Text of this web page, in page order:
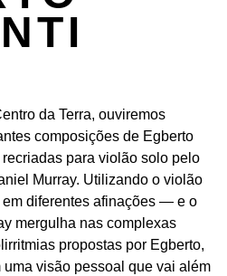
da Terra, ouviremos
composições de Egberto
para violão solo pelo
Murray. Utilizando o violão
diferentes afinações — e o
mergulha nas complexas
propostas por Egberto,
visão pessoal que vai além